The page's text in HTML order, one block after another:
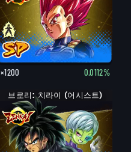
×1200 0.0112%
브로리: 치라이 (어시스트)